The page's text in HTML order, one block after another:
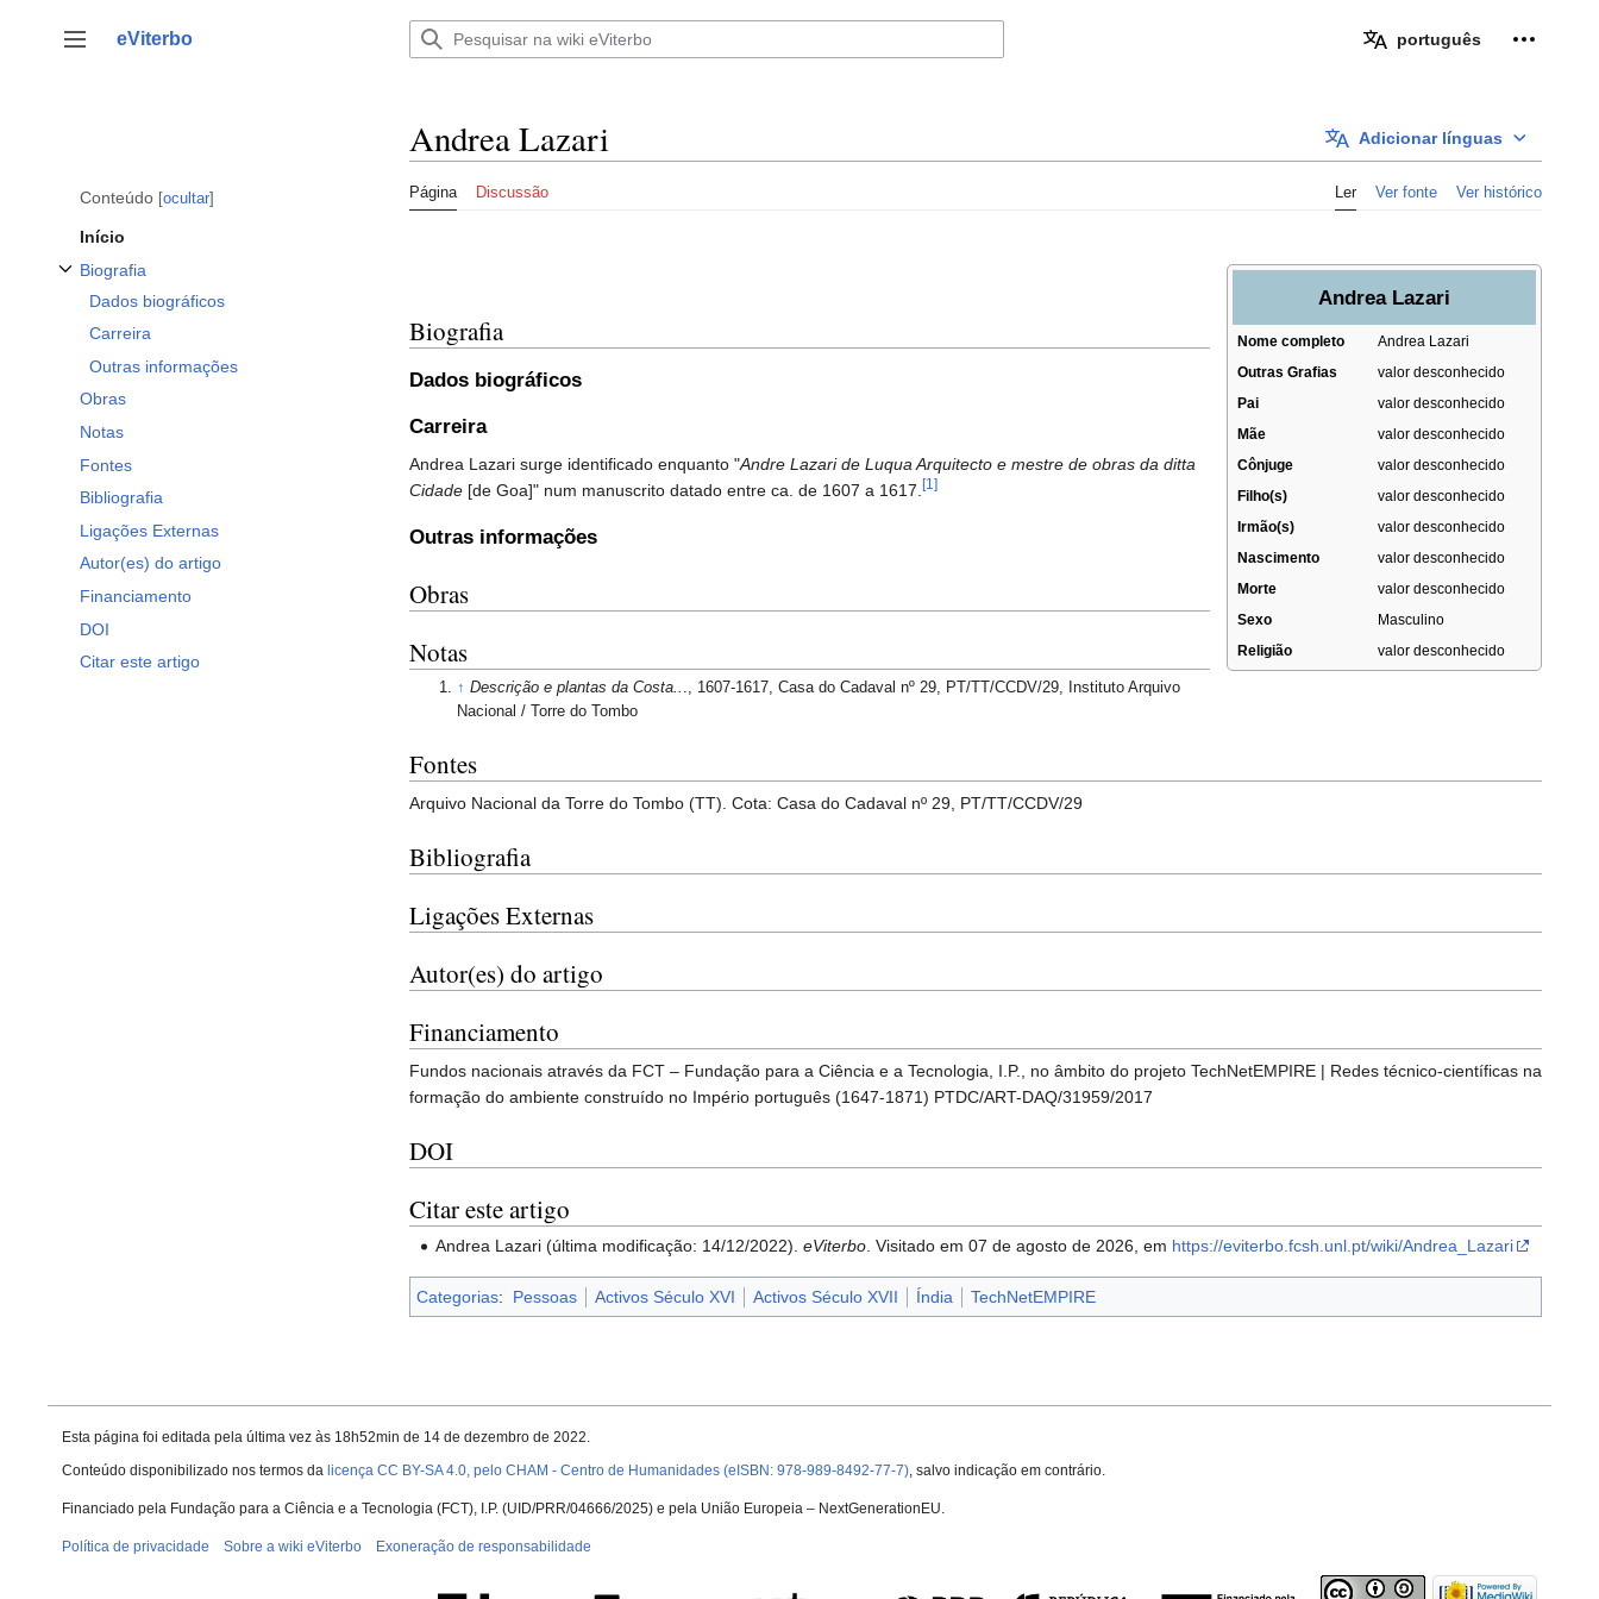
para
Alternar barra lateral
eViterbo português
Conteúdo ocultar
Início
Biografia
Dados biográficos
Carreira
Outras informações
Obras
Notas
Fontes
Bibliografia
Ligações Externas
Autor(es) do artigo
Financiamento
DOI
Citar este artigo
Adicionar línguas
Andrea Lazari
Página Discussão Ler Ver fonte Ver histórico
Andrea Lazari
Nome completo
Andrea Lazari
Outras Grafias
valor desconhecido
Pai
valor desconhecido
Mãe
valor desconhecido
Cônjuge
valor desconhecido
Filho(s)
valor desconhecido
Irmão(s)
valor desconhecido
Nascimento
valor desconhecido
Morte
valor desconhecido
Sexo
Masculino
Religião
valor desconhecido
Biografia
Dados biográficos
Carreira
Andrea Lazari surge identificado enquanto "Andre Lazari de Luqua Arquitecto e mestre de obras da ditta
Cidade [de Goa]" num manuscrito datado entre ca. de 1607 a 1617. [1]
Outras informações
Obras
Notas
↑ Descrição e plantas da Costa..
., 1607-1617, Casa do Cadaval nº 29, PT/TT/CCDV/29, Instituto Arquivo
Nacional / Torre do Tombo
Fontes
Arquivo Nacional da Torre do Tombo (TT). Cota: Casa do Cadaval nº 29, PT/TT/CCDV/29
Bibliografia
Ligações Externas
Autor(es) do artigo
Financiamento
Fundos nacionais através da FCT – Fundação para a Ciência e a Tecnologia, I.P., no âmbito do projeto TechNetEMPIRE | Redes técnico-científicas na
formação do ambiente construído no Império português (1647-1871) PTDC/ART-DAQ/31959/2017
DOI
Citar este artigo
Andrea Lazari (última modificação: 14/12/2022).eViterbo . Visitado em 07 de agosto de 2026, em https://eviterbo.fcsh.unl.pt/wiki/Andrea_Lazari
Categorias: Pessoas Activos Século XVI Activos Século XVII Índia TechNetEMPIRE
Esta página foi editada pela última vez às 18h52min de 14 de dezembro de 2022.
Conteúdo disponibilizado nos termos da licença CC BY-SA 4.0, pelo CHAM - Centro de Humanidades (eISBN: 978-989-8492-77-7), salvo indicação em contrário.
Financiado pela Fundação para a Ciência e a Tecnologia (FCT), I.P. (UID/PRR/04666/2025) e pela União Europeia – NextGenerationEU.
Política de privacidade Sobre a wiki eViterbo Exoneração de responsabilidade